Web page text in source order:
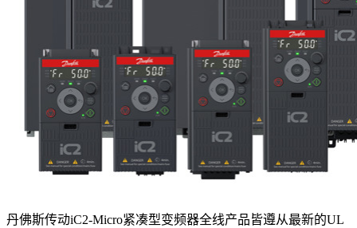
丹佛斯传动iC2-Micro紧凑型变频器全线产品皆遵从最新的UL